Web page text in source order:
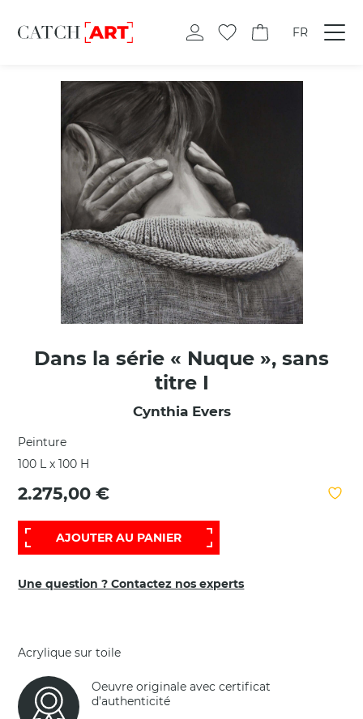
FR
Dans la série « Nuque », sans
titre I
Cynthia Evers
Peinture
100 L x 100 H
2.275,00 €
AJOUTER AU PANIER
Une question ? Contactez nos experts
Acrylique sur toile
Oeuvre originale avec certificat
d’authenticité